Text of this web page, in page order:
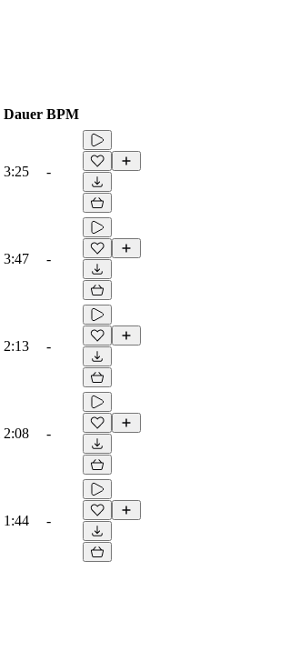
Dauer BPM
3:25 -
3:47 -
2:13 -
2:08 -
1:44 -